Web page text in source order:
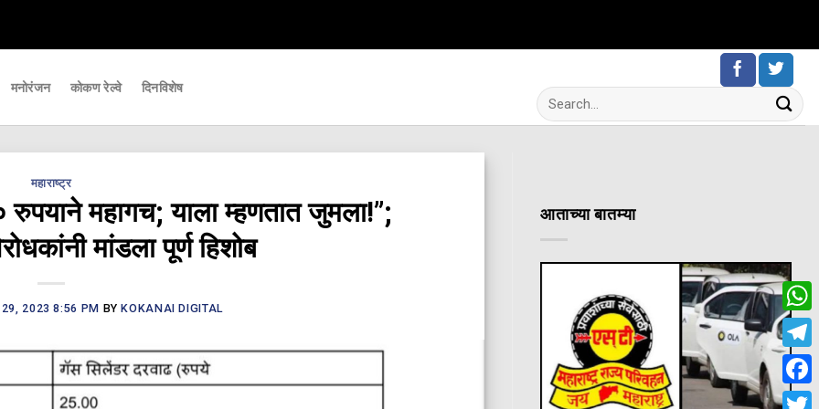
मनोरंजन कोकण रेल्वे दिनविशेष
महाराष्ट्र
महागच; याला म्हणतात जुमला!”;
मांडला पूर्ण हिशोब
29, 2023 8:56 PM BYKOKANAI DIGITAL
आताच्या बातम्या